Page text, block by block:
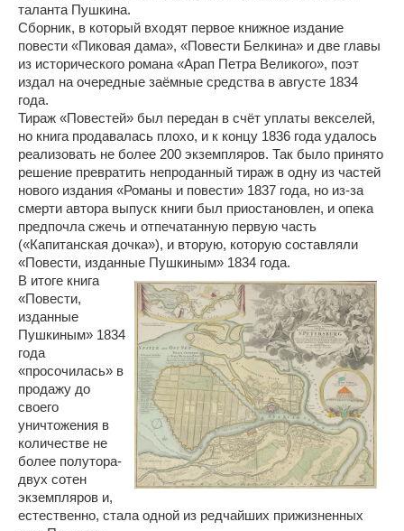
таланта Пушкина.
Сборник, в который входят первое книжное издание
повести «Пиковая дама», «Повести Белкина» и две главы
из исторического романа «Арап Петра Великого», поэт
издал на очередные заёмные средства в августе 1834
года.
Тираж «Повестей» был передан в счёт уплаты векселей,
но книга продавалась плохо, и к концу 1836 года удалось
реализовать не более 200 экземпляров. Так было принято
решение превратить непроданный тираж в одну из частей
нового издания «Романы и повести» 1837 года, но из-за
смерти автора выпуск книги был приостановлен, и опека
предпочла сжечь и отпечатанную первую часть
(«Капитанская дочка»), и вторую, которую составляли
«Повести, изданные Пушкиным» 1834 года.
В итоге книга
«Повести,
изданные
Пушкиным» 1834
года
«просочилась» в
продажу до
своего
уничтожения в
количестве не
более полутора-
двух сотен
экземпляров и,
естественно, стала одной из редчайших прижизненных